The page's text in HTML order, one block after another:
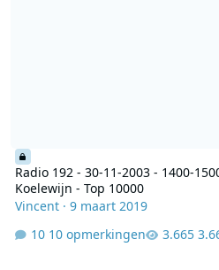
Radio 192 - 30-11-2003 - 1400-
Koelewijn - Top 10000
Vincent· 9 maart 2019
10 opmerkingen